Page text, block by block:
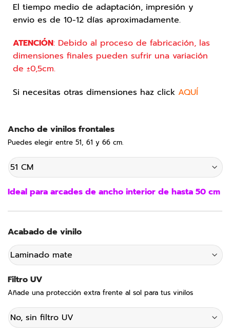
El tiempo medio de adaptación, impresión y
envio es de 10-12 días aproximadamente.
ATENCIÓN: Debido al proceso de fabricación, las
dimensiones finales pueden sufrir una variación
de ±0,5cm.
Si necesitas otras dimensiones haz click AQUÍ
Ancho de vinilos frontales
Puedes elegir entre 51, 61 y 66 cm.
Ideal para arcades de ancho interior de hasta 50 cm
Acabado de vinilo
Filtro UV
Añade una protección extra frente al sol para tus vinilos